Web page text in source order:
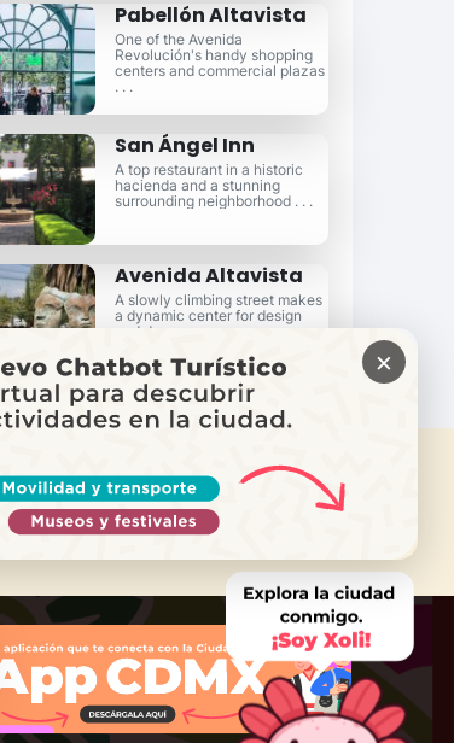
Pabellón Altavista
One of the Avenida
Revolución's handy shopping
centers and commercial plazas
. . .
San Ángel Inn
A top restaurant in a historic
hacienda and a stunning
surrounding neighborhood . . .
Avenida Altavista
A slowly climbing street makes
a dynamic center for design
and decor . . .
AYUDA?
Locatel
×